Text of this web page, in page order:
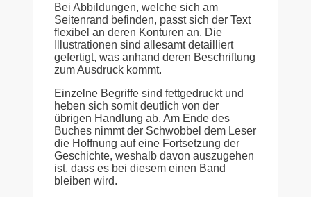
Bei Abbildungen, welche sich am
Seitenrand befinden, passt sich der Text
flexibel an deren Konturen an. Die
Illustrationen sind allesamt detailliert
gefertigt, was anhand deren Beschriftung
zum Ausdruck kommt.
Einzelne Begriffe sind fettgedruckt und
heben sich somit deutlich von der
übrigen Handlung ab. Am Ende des
Buches nimmt der Schwobbel dem Leser
die Hoffnung auf eine Fortsetzung der
Geschichte, weshalb davon auszugehen
ist, dass es bei diesem einen Band
bleiben wird.